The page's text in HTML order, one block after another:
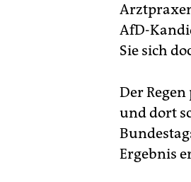
AfD-
Sie sich
Der
und dort
Ergebnis